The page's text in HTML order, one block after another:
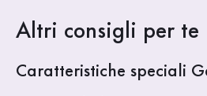
Altri consigli per te
Caratteristiche speciali